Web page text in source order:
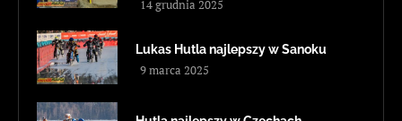
14 grudnia 2025
Lukas Hutla najlepszy w Sanoku
9 marca 2025